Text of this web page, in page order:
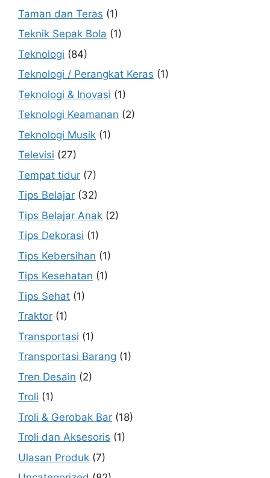
Taman dan Teras (1)
Teknik Sepak Bola (1)
Teknologi (84)
Teknologi / Perangkat Keras (1)
Teknologi & Inovasi (1)
Teknologi Keamanan (2)
Teknologi Musik (1)
Televisi (27)
Tempat tidur (7)
Tips Belajar (32)
Tips Belajar Anak (2)
Tips Dekorasi (1)
Tips Kebersihan (1)
Tips Kesehatan (1)
Tips Sehat (1)
Traktor (1)
Transportasi (1)
Transportasi Barang (1)
Tren Desain (2)
Troli (1)
Troli & Gerobak Bar (18)
Troli dan Aksesoris (1)
Ulasan Produk (7)